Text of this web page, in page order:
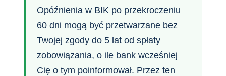
Opóźnienia w BIK po przekroczeniu
60 dni mogą być przetwarzane bez
Twojej zgody do 5 lat od spłaty
zobowiązania, o ile bank wcześniej
Cię o tym poinformował. Przez ten